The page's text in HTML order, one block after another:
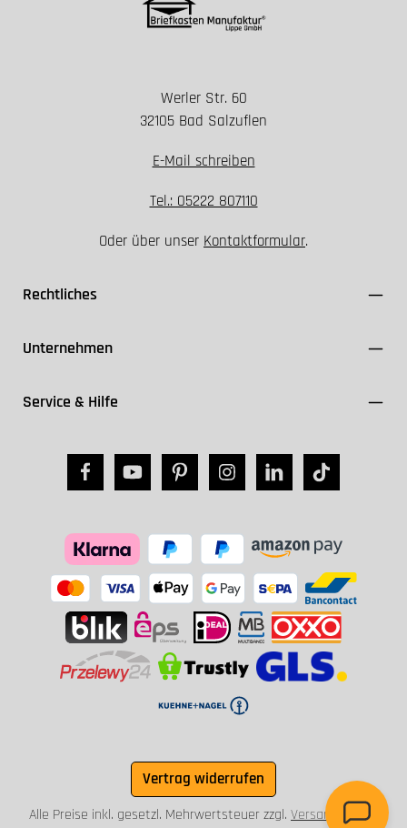
Installation nur spannungsfrei durchführen
Kabel ausschließlich für den Außenbereich (z. B.
VDE- und Herstellerangaben einhalten
Werler Str. 60
32105 Bad Salzuflen
E-Mail schreiben
Tel.: 05222 807110
Oder über unser Kontaktformular.
Rechtliches
Unternehmen
Service & Hilfe
Vertrag widerrufen
Alle Preise inkl. gesetzl. Mehrwertsteuer zzgl. Versandkosten